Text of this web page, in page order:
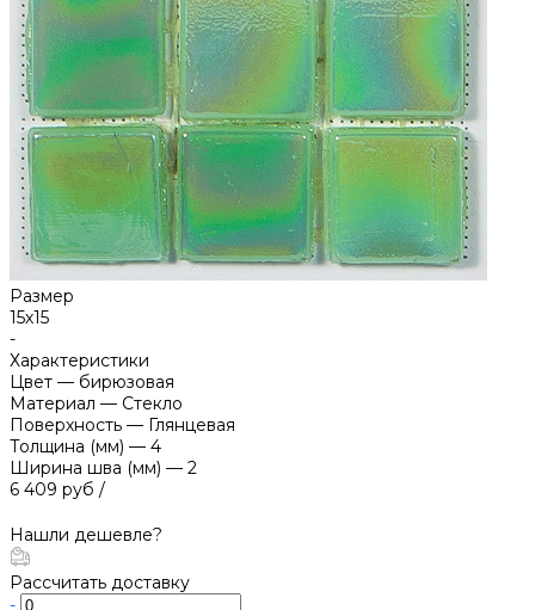
Размер
15х15
-
Характеристики
Цвет — бирюзовая
Материал — Стекло
Поверхность — Глянцевая
Толщина (мм) — 4
Ширина шва (мм) — 2
6 409 руб /
Нашли дешевле?
Рассчитать доставку
-